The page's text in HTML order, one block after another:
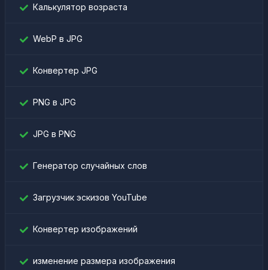
Калькулятор возраста
WebP в JPG
Конвертер JPG
PNG в JPG
JPG в PNG
Генератор случайных слов
Загрузчик эскизов YouTube
Конвертер изображений
изменение размера изображения